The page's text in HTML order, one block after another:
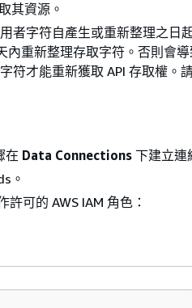
其資源。
者字符自產生或重新整理之日
內重新整理存取字符。否則會
符才能重新獲取 API 存取權。
在 Data Connections 下建立連
。
可的 AWS IAM 角色：